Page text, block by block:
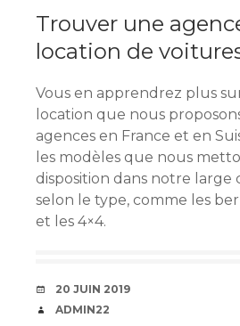
Trouver une
location de
Vous en apprendrez plus
location que nous
agences en France et en
les modèles que nous
disposition dans notre large
selon le type, comme les
et les 4×4.
DATE
20 JUIN 2019
AUTEUR
ADMIN22